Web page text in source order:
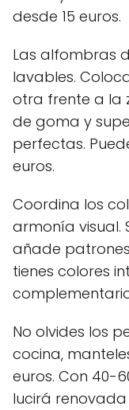
desde 15 euros.
Las alfombras
lavables.
otra frente a la
de goma y
perfectas.
euros.
Coordina los
armonía visual.
añade
tienes colores
No olvides los
cocina,
euros. Con 40-
lucirá